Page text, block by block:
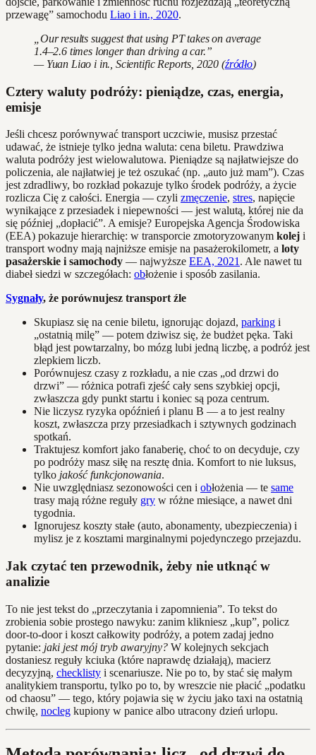
przewagę” samochodu Liao i in., 2020.
„Our results suggest that using PT takes on average
1.4–2.6 times longer than driving a car.”
— Yuan Liao i in., Scientific Reports , 2020 (źródło)
Cztery waluty podróży: pieniądze, czas, energia,
emisje
Jeśli chcesz porównywać transport uczciwie, musisz przestać
udawać, że istnieje tylko jedna waluta: cena biletu. Prawdziwa
waluta podróży jest wielowalutowa. Pieniądze są najłatwiejsze do
policzenia, ale najłatwiej je też oszukać (np. „auto już mam”). Czas
jest zdradliwy, bo rozkład pokazuje tylko środek podróży, a życie
rozlicza Cię z całości. Energia — czyli zmęczenie, stres, napięcie
wynikające z przesiadek i niepewności — jest walutą, której nie da
się później „dopłacić”. A emisje? Europejska Agencja Środowiska
(EEA) pokazuje hierarchię: w transporcie zmotoryzowanym kolej i
transport wodny mają najniższe emisje na pasażerokilometr, a loty
pasażerskie i samochody — najwyższe EEA, 2021 . Ale nawet tu
diabeł siedzi w szczegółach: obłożenie i sposób zasilania.
Sygnały, że porównujesz transport źle
Skupiasz się na cenie biletu, ignorując dojazd, parking i
„ostatnią milę” — potem dziwisz się, że budżet pęka. Taki
błąd jest powtarzalny, bo mózg lubi jedną liczbę, a podróż jest
zlepkiem liczb.
Porównujesz czasy z rozkładu, a nie czas „od drzwi do
drzwi” — różnica potrafi zjeść cały sens szybkiej opcji,
zwłaszcza gdy punkt startu i koniec są poza centrum.
Nie liczysz ryzyka opóźnień i planu B — a to jest realny
koszt, zwłaszcza przy przesiadkach i sztywnych godzinach
spotkań.
Traktujesz komfort jako fanaberię, choć to on decyduje, czy
po podróży masz siłę na resztę dnia. Komfort to nie luksus,
tylko jakość funkcjonowania.
Nie uwzględniasz sezonowości cen i obłożenia — te same
trasy mają różne reguły gry w różne miesiące, a nawet dni
tygodnia.
Ignorujesz koszty stałe (auto, abonamenty, ubezpieczenia) i
mylisz je z kosztami marginalnymi pojedynczego przejazdu.
Jak czytać ten przewodnik, żeby nie utknąć w
analizie
To nie jest tekst do „przeczytania i zapomnienia”. To tekst do
zrobienia sobie prostego nawyku: zanim klikniesz „kup”, policz
door‑to‑door i koszt całkowity podróży, a potem zadaj jedno
pytanie: jaki jest mój tryb awaryjny? W kolejnych sekcjach
dostaniesz reguły kciuka (które naprawdę działają), macierz
decyzyjną, checklisty i scenariusze. Nie po to, by stać się małym
analitykiem transportu, tylko po to, by wreszcie nie płacić „podatku
od chaosu” — tego, który pojawia się w życiu jako taxi na ostatnią
chwilę, nocleg kupiony w panice albo utracony dzień urlopu.